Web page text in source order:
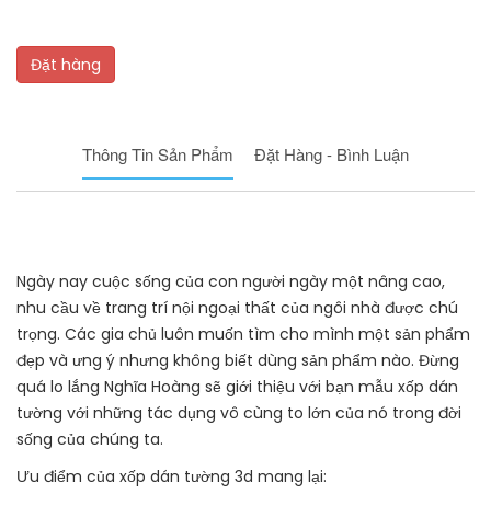
Đặt hàng
Thông Tin Sản Phẩm Đặt Hàng - Bình Luận
Ngày nay cuộc sống của con người ngày một nâng cao,
nhu cầu về trang trí nội ngoại thất của ngôi nhà được chú
trọng. Các gia chủ luôn muốn tìm cho mình một sản phẩm
đẹp và ưng ý nhưng không biết dùng sản phẩm nào. Đừng
quá lo lắng Nghĩa Hoàng sẽ giới thiệu với bạn mẫu xốp dán
tường với những tác dụng vô cùng to lớn của nó trong đời
sống của chúng ta.
Ưu điểm của xốp dán tường 3d mang lại: